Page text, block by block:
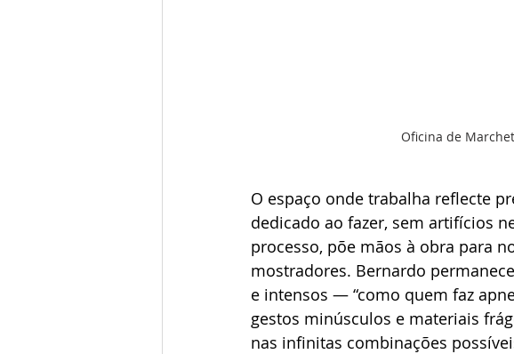
Oficina de
O espaço onde trabalha reflecte
dedicado ao fazer, sem artifícios
processo, põe mãos à obra para
mostradores. Bernardo
e intensos — “como quem faz
gestos minúsculos e materiais
nas infinitas combinações